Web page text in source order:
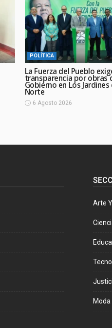
POLÍTICA
La Fuerza del Pueblo
transparencia por obras
Gobierno en Los Jardines
Norte
6 Agosto 2026
Arte
Moda